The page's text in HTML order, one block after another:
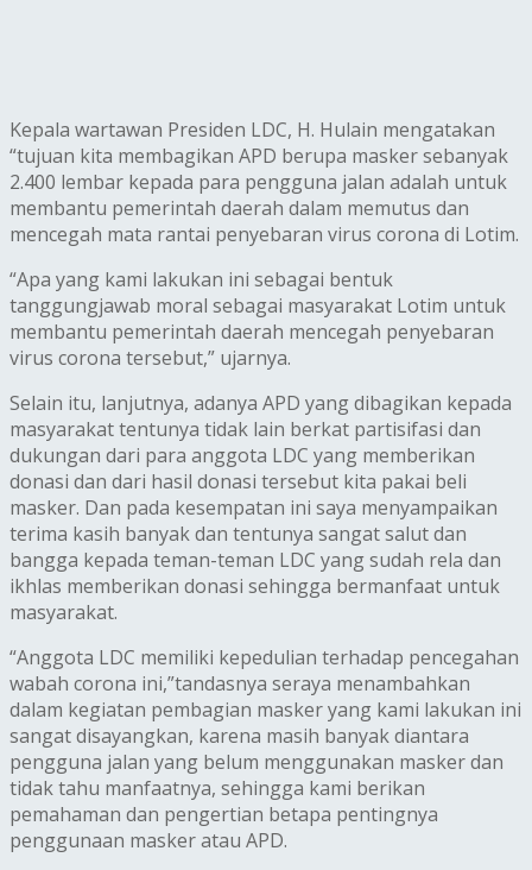
Kepala wartawan Presiden LDC, H. Hulain mengatakan
“tujuan kita membagikan APD berupa masker sebanyak
2.400 lembar kepada para pengguna jalan adalah untuk
membantu pemerintah daerah dalam memutus dan
mencegah mata rantai penyebaran virus corona di Lotim.
“Apa yang kami lakukan ini sebagai bentuk
tanggungjawab moral sebagai masyarakat Lotim untuk
membantu pemerintah daerah mencegah penyebaran
virus corona tersebut,” ujarnya.
Selain itu, lanjutnya, adanya APD yang dibagikan kepada
masyarakat tentunya tidak lain berkat partisifasi dan
dukungan dari para anggota LDC yang memberikan
donasi dan dari hasil donasi tersebut kita pakai beli
masker. Dan pada kesempatan ini saya menyampaikan
terima kasih banyak dan tentunya sangat salut dan
bangga kepada teman-teman LDC yang sudah rela dan
ikhlas memberikan donasi sehingga bermanfaat untuk
masyarakat.
“Anggota LDC memiliki kepedulian terhadap pencegahan
wabah corona ini,”tandasnya seraya menambahkan
dalam kegiatan pembagian masker yang kami lakukan ini
sangat disayangkan, karena masih banyak diantara
pengguna jalan yang belum menggunakan masker dan
tidak tahu manfaatnya, sehingga kami berikan
pemahaman dan pengertian betapa pentingnya
penggunaan masker atau APD.‎